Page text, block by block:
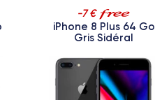
-7 €
iPhone 8 Plus 64 Go
Gris Sidéral